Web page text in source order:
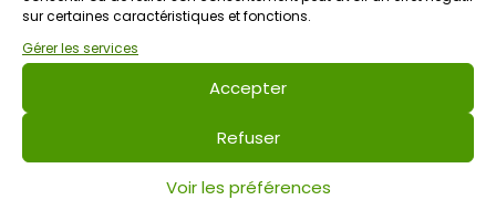
sur certaines caractéristiques et fonctions.
Gérer les services
Accepter
Refuser
Voir les préférences